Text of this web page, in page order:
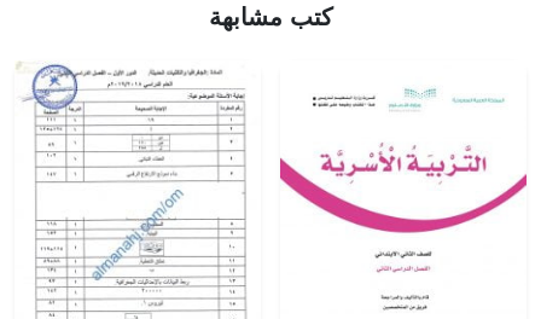
كتب مشابهة